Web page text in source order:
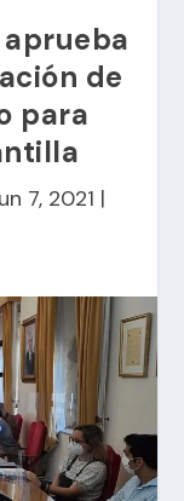
de
para
7, 2021 |